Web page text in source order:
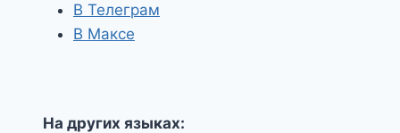
В Телеграм
В Максе
На других языках: